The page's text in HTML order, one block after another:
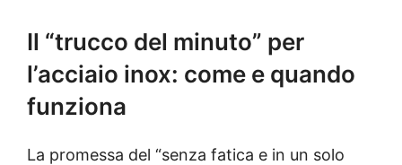
Il “trucco del minuto” per
l’acciaio inox: come e quando
funziona
La promessa del “senza fatica e in un solo